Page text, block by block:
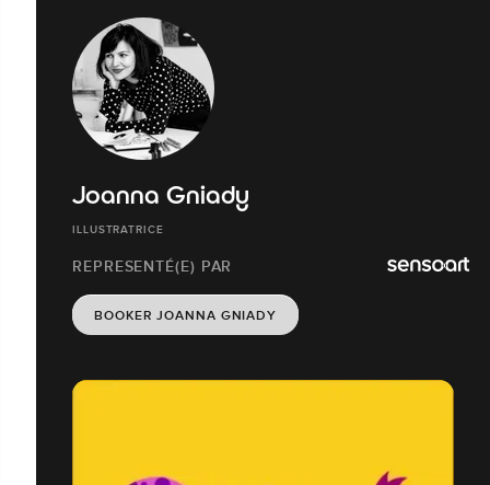
Joanna Gniady
ILLUSTRATRICE
REPRESENTÉ(E) PAR
BOOKER JOANNA GNIADY